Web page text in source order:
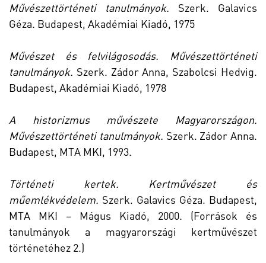
Művészettörténeti tanulmányok. Szerk. Galavics
Géza. Budapest, Akadémiai Kiadó, 1975
Művészet és felvilágosodás. Művészettörténeti
tanulmányok. Szerk. Zádor Anna, Szabolcsi Hedvig.
Budapest, Akadémiai Kiadó, 1978
A historizmus művészete Magyarországon.
Művészettörténeti tanulmányok. Szerk. Zádor Anna.
Budapest, MTA MKI, 1993.
Történeti kertek. Kertművészet és
műemlékvédelem. Szerk. Galavics Géza. Budapest,
MTA MKI – Mágus Kiadó, 2000. (Források és
tanulmányok a magyarországi kertművészet
történetéhez 2.)